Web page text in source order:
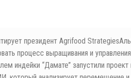
президент Agrifood
процесс выращивания и управления
индейки “Дамате” запустили проект